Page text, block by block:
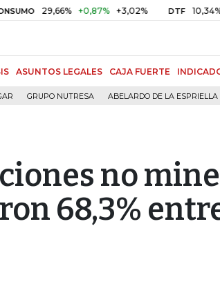
29,66% +0,87% +3,02% DTF 10,34%
ASUNTOS LEGALES CAJA FUERTE
GRUPO NUTRESA ABELARDO DE LA ESPRIELLA
no
68,3%